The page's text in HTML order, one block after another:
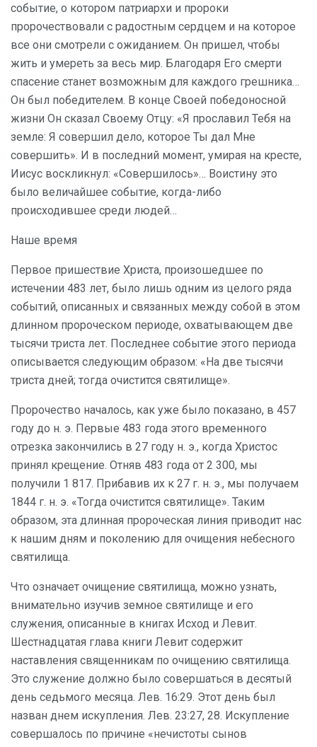
событие, о котором патриархи и пророки
пророчествовали с радостным сердцем и на которое
все они смотрели с ожиданием. Он пришел, чтобы
жить и умереть за весь мир. Благодаря Его смерти
спасение станет возможным для каждого грешника…
Он был победителем. В конце Своей победоносной
жизни Он сказал Своему Отцу: «Я прославил Тебя на
земле: Я совершил дело, которое Ты дал Мне
совершить». И в последний момент, умирая на кресте,
Иисус воскликнул: «Совершилось»… Воистину это
было величайшее событие, когда-либо
происходившее среди людей…
Наше время
Первое пришествие Христа, произошедшее по
истечении 483 лет, было лишь одним из целого ряда
событий, описанных и связанных между собой в этом
длинном пророческом периоде, охватывающем две
тысячи триста лет. Последнее событие этого периода
описывается следующим образом: «На две тысячи
триста дней; тогда очистится святилище».
Пророчество началось, как уже было показано, в 457
году до н. э. Первые 483 года этого временного
отрезка закончились в 27 году н. э., когда Христос
принял крещение. Отняв 483 года от 2 300, мы
получили 1 817. Прибавив их к 27 г. н. э., мы получаем
1844 г. н. э. «Тогда очистится святилище». Таким
образом, эта длинная пророческая линия приводит нас
к нашим дням и поколению для очищения небесного
святилища.
Что означает очищение святилища, можно узнать,
внимательно изучив земное святилище и его
служения, описанные в книгах Исход и Левит.
Шестнадцатая глава книги Левит содержит
наставления священникам по очищению святилища.
Это служение должно было совершаться в десятый
день седьмого месяца. Лев. 16:29. Этот день был
назван днем искупления. Лев. 23:27, 28. Искупление
совершалось по причине «нечистоты сынов